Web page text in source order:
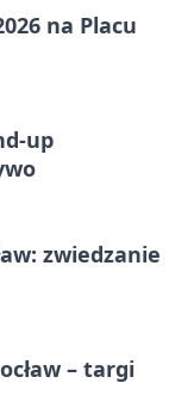
na Placu
up
zwiedzanie
– targi